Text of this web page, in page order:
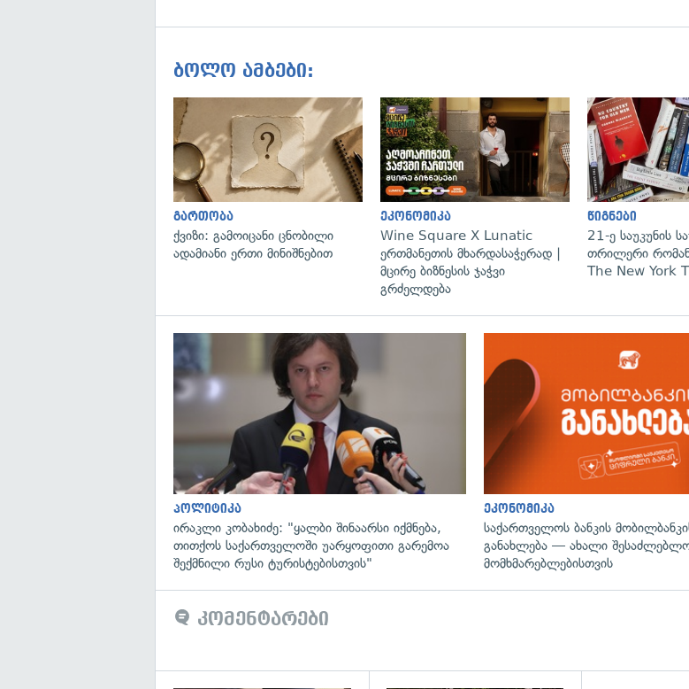
ბოლო ამბები:
გართობა
ქვიზი: გამოიცანი ცნობილი
ადამიანი ერთი მინიშნებით
ეკონომიკა
Wine Square X Lunatic
ერთმანეთის მხარდასაჭერად |
მცირე ბიზნესის ჯაჭვი
გრძელდება
წიგნები
21-ე საუკუნის
თრილერი
The New York
პოლიტიკა
ირაკლი კობახიძე: "ყალბი შინაარსი იქმნება,
თითქოს საქართველოში უარყოფითი გარემოა
შექმნილი რუსი ტურისტებისთვის"
ეკონომიკა
საქართველოს ბანკის
განახლება — ახალი
მომხმარებლებისთვის
კომენტარები